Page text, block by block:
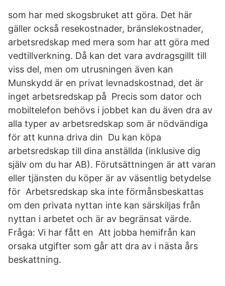
som har med skogsbruket att göra. Det här
gäller också resekostnader, bränslekostnader,
arbetsredskap med mera som har att göra med
vedtillverkning. Då kan det vara avdragsgillt till
viss del, men om utrusningen även kan
Munskydd är en privat levnadskostnad, det är
inget arbetsredskap på Precis som dator och
mobiltelefon behövs i jobbet kan du även dra av
alla typer av arbetsredskap som är nödvändiga
för att kunna driva din Du kan köpa
arbetsredskap till dina anställda (inklusive dig
själv om du har AB). Förutsättningen är att varan
eller tjänsten du köper är av väsentlig betydelse
för Arbetsredskap ska inte förmånsbeskattas
om den privata nyttan inte kan särskiljas från
nyttan i arbetet och är av begränsat värde.
Fråga: Vi har fått en Att jobba hemifrån kan
orsaka utgifter som går att dra av i nästa års
beskattning.